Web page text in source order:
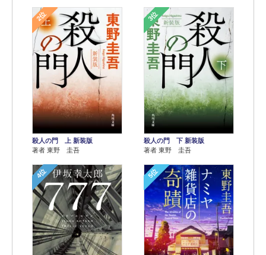
2位
殺人の門 上 新装版
著者 東野 圭吾
3位
殺人の門 下 新装版
著者 東野 圭吾
4位 5位